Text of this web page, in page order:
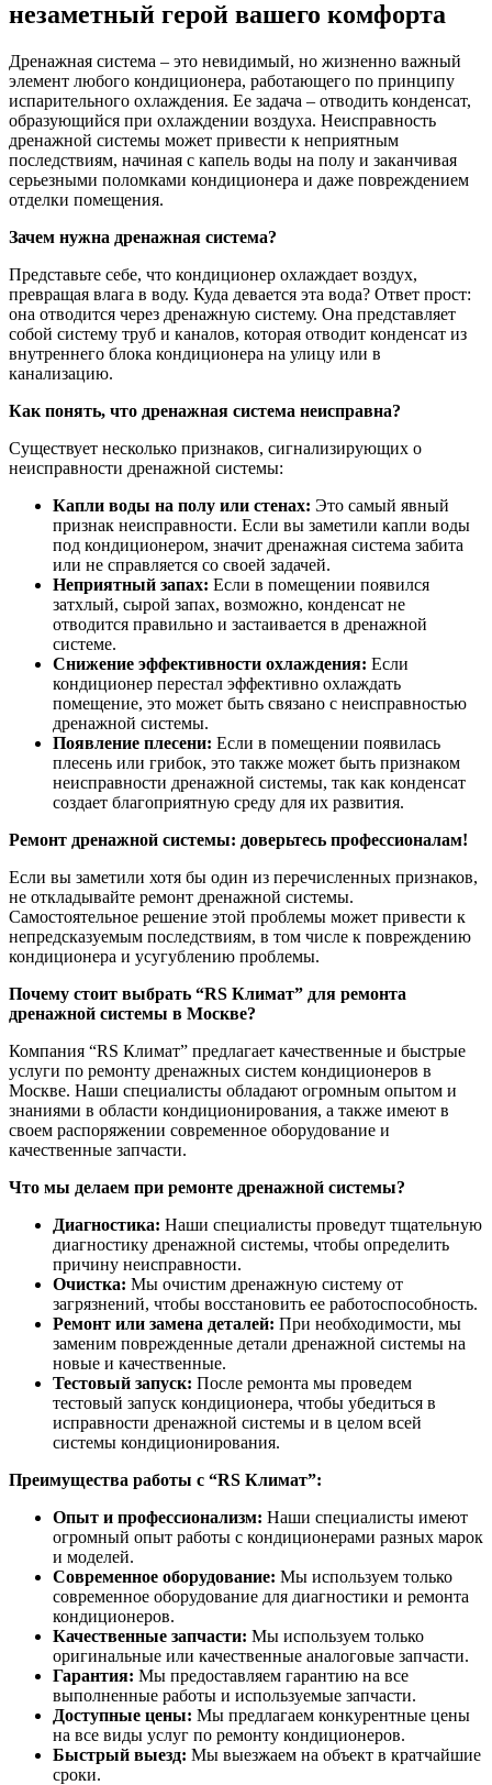
незаметный герой вашего комфорта
Дренажная система – это невидимый, но жизненно важный
элемент любого кондиционера, работающего по принципу
испарительного охлаждения. Ее задача – отводить конденсат,
образующийся при охлаждении воздуха. Неисправность
дренажной системы может привести к неприятным
последствиям, начиная с капель воды на полу и заканчивая
серьезными поломками кондиционера и даже повреждением
отделки помещения.
Зачем нужна дренажная система?
Представьте себе, что кондиционер охлаждает воздух,
превращая влага в воду. Куда девается эта вода? Ответ прост:
она отводится через дренажную систему. Она представляет
собой систему труб и каналов, которая отводит конденсат из
внутреннего блока кондиционера на улицу или в
канализацию.
Как понять, что дренажная система неисправна?
Существует несколько признаков, сигнализирующих о
неисправности дренажной системы:
Капли воды на полу или стенах: Это самый явный
признак неисправности. Если вы заметили капли воды
под кондиционером, значит дренажная система забита
или не справляется со своей задачей.
Неприятный запах: Если в помещении появился
затхлый, сырой запах, возможно, конденсат не
отводится правильно и застаивается в дренажной
системе.
Снижение эффективности охлаждения: Если
кондиционер перестал эффективно охлаждать
помещение, это может быть связано с неисправностью
дренажной системы.
Появление плесени: Если в помещении появилась
плесень или грибок, это также может быть признаком
неисправности дренажной системы, так как конденсат
создает благоприятную среду для их развития.
Ремонт дренажной системы: доверьтесь профессионалам!
Если вы заметили хотя бы один из перечисленных признаков,
не откладывайте ремонт дренажной системы.
Самостоятельное решение этой проблемы может привести к
непредсказуемым последствиям, в том числе к повреждению
кондиционера и усугублению проблемы.
Почему стоит выбрать “RS Климат” для ремонта
дренажной системы в Москве?
Компания “RS Климат” предлагает качественные и быстрые
услуги по ремонту дренажных систем кондиционеров в
Москве. Наши специалисты обладают огромным опытом и
знаниями в области кондиционирования, а также имеют в
своем распоряжении современное оборудование и
качественные запчасти.
Что мы делаем при ремонте дренажной системы?
Диагностика: Наши специалисты проведут тщательную
диагностику дренажной системы, чтобы определить
причину неисправности.
Очистка: Мы очистим дренажную систему от
загрязнений, чтобы восстановить ее работоспособность.
Ремонт или замена деталей: При необходимости, мы
заменим поврежденные детали дренажной системы на
новые и качественные.
Тестовый запуск: После ремонта мы проведем
тестовый запуск кондиционера, чтобы убедиться в
исправности дренажной системы и в целом всей
системы кондиционирования.
Преимущества работы с “RS Климат”:
Опыт и профессионализм: Наши специалисты имеют
огромный опыт работы с кондиционерами разных марок
и моделей.
Современное оборудование: Мы используем только
современное оборудование для диагностики и ремонта
кондиционеров.
Качественные запчасти: Мы используем только
оригинальные или качественные аналоговые запчасти.
Гарантия: Мы предоставляем гарантию на все
выполненные работы и используемые запчасти.
Доступные цены: Мы предлагаем конкурентные цены
на все виды услуг по ремонту кондиционеров.
Быстрый выезд: Мы выезжаем на объект в кратчайшие
сроки.